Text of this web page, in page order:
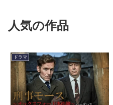
人気の作品
ドラマ